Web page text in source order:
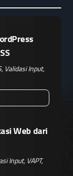
, Validasi Input,
Web dari
Input, VAPT,